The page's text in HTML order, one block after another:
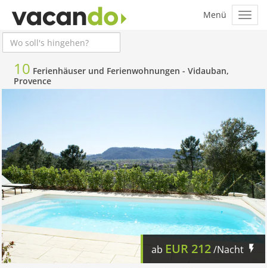
10 Ferienhäuser und Ferienwohnungen - Vidauban,
Provence
ab EUR 212/Nacht